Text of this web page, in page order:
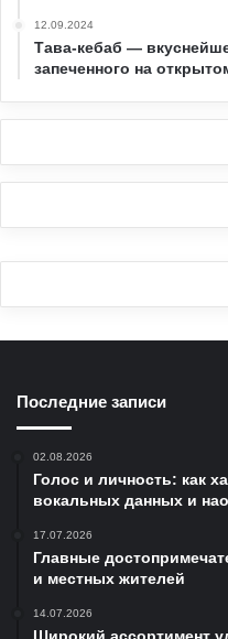
12.09.2024
Тава-кебаб —
запеченного на
Последние записи
02.08.2026
Голос и личность: как
вокальных данных и
17.07.2026
Главные
и местных жителей
14.07.2026